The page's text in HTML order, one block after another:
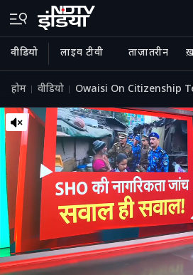
वीडियो लाइव टीवी ताज़ातरीन
होम वीडियो Owaisi On Citizenship